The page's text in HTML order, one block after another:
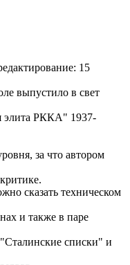
: 15
выпустило в свет
элита РККА" 1937-
за что автором
сказать техническом
и также в паре
списки" и